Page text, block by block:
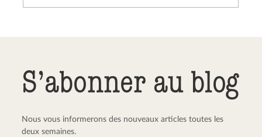
S’abonner au blog
Nous vous informerons des nouveaux articles toutes les
deux semaines.